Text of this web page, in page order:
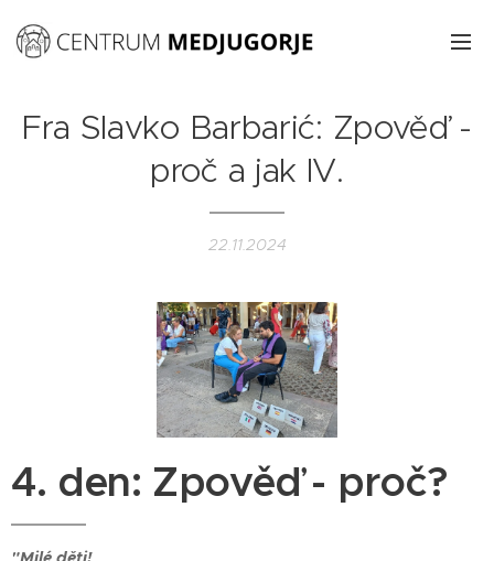
Fra Slavko Barbarić: Zpověď -
proč a jak IV.
22.11.2024
4. den: Zpověď - proč?